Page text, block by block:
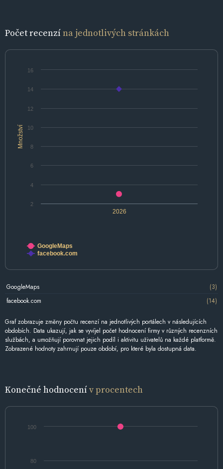
Počet recenzína jednotlivých stránkách
Množství
2026
2
4
6
8
10
12
14
16
GoogleMaps
facebook.com
GoogleMaps
(3)
facebook.com
(14)
Graf zobrazuje změny počtu recenzí na jednotlivých portálech v následujících
obdobích. Data ukazují, jak se vyvíjel počet hodnocení firmy v různých recenzních
službách, a umožňují porovnat jejich podíl i aktivitu uživatelů na každé platformě.
Zobrazené hodnoty zahrnují pouze období, pro které byla dostupná data.
Konečné hodnocenív procentech
80
100